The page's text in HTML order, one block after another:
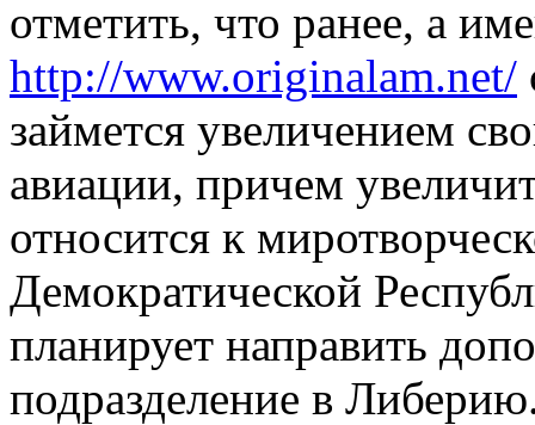
отметить, что ранее, а
http://www.originalam.net/
займется увеличением
авиации, причем
относится к
Демократической
планирует направить
подразделение в